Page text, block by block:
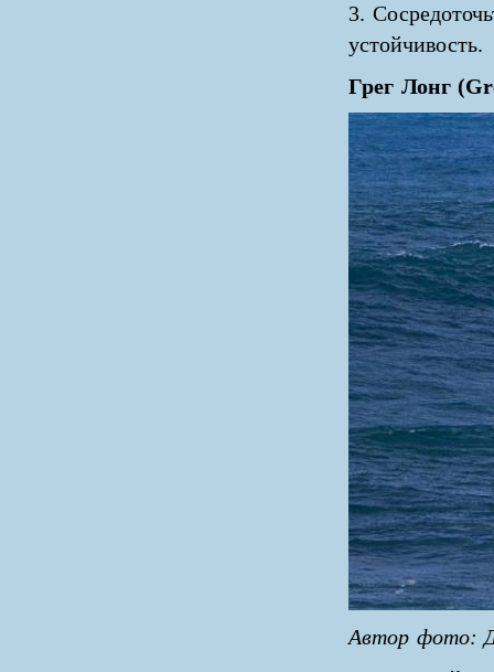
3.
устойчивость.
Грег Лонг
Автор фото: